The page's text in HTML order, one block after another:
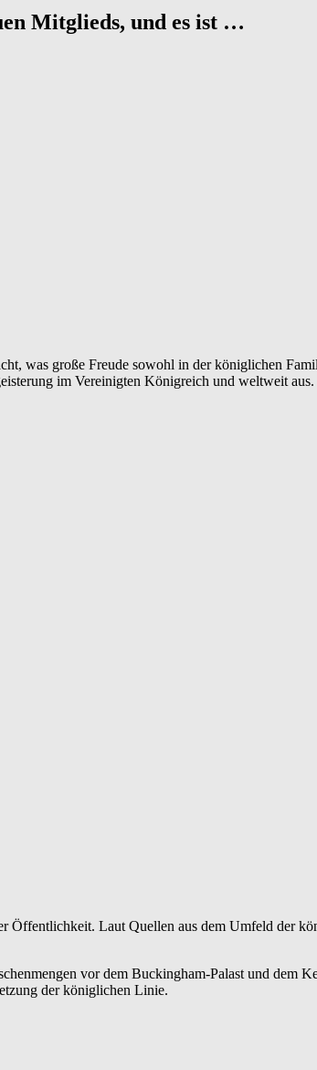
Mitglieds, und es ist …
was große Freude sowohl in der königlichen
im Vereinigten Königreich und weltweit aus.
Öffentlichkeit. Laut Quellen aus dem Umfeld der
vor dem Buckingham-Palast und dem
der königlichen Linie.